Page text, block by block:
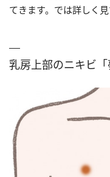
てきます。では詳しく見
乳房上部のニキビ「